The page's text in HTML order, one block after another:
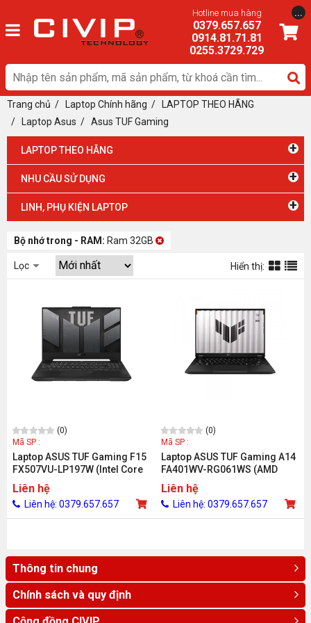
Hotline mua hàng
0379.657.657
0914.81.71.81
0255.3729.729
...
Trang chủ / Laptop Chính hãng /
LAPTOP THEO HÃNG
/ Laptop Asus / Asus TUF Gaming
LAPTOP THEO HÃNG +
NHU CẦU SỬ DỤNG +
LINH, PHỤ KIỆN LAPTOP +
Bộ nhớ trong - RAM: Ram 32GB
Lọc Hiển thị:
(0)
Mã SP :
Laptop ASUS TUF Gaming F15
FX507VU-LP197W (Intel Core
i7-13620H/ RTX 4050/ 32GB/
512GB/ 15.6 inch FHD/ Win 11/
Xám)
Liên hệ
Liên hệ: 0379.657.657
(0)
Mã SP :
Laptop ASUS TUF Gaming A14
FA401WV-RG061WS (AMD
Ryzen AI 9 HX 370/ 32GB/ 1TB/
RTX 4060 8GB/ 14 inch 2.5K
165Hz/ Win 11/ Xám)
Liên hệ
Liên hệ: 0379.657.657
Thông tin chung
Chính sách và quy định